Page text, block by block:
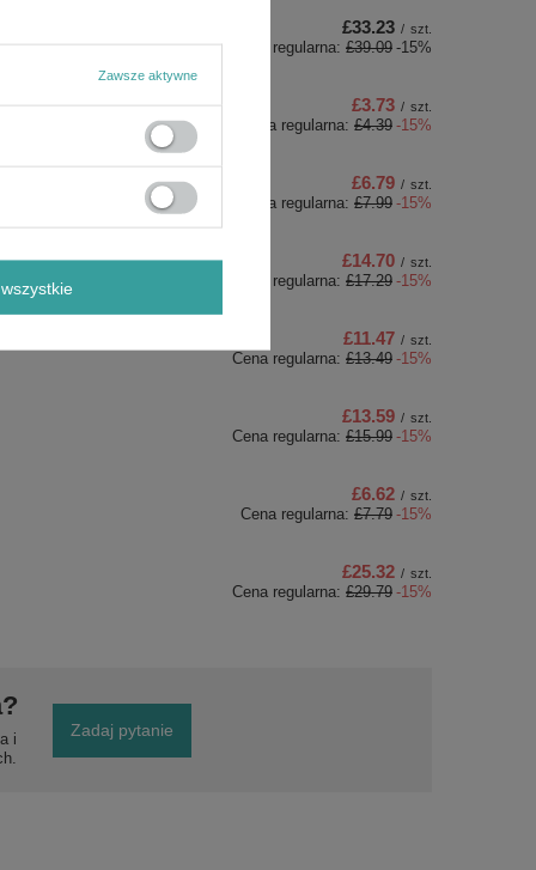
£33.23 / szt.
Cena regularna: £39.09 -15%
£3.73 / szt.
Cena regularna: £4.39 -15%
£6.79 / szt.
Cena regularna: £7.99 -15%
£14.70 / szt.
Cena regularna: £17.29 -15%
£11.47 / szt.
Cena regularna: £13.49 -15%
£13.59 / szt.
Cena regularna: £15.99 -15%
£6.62 / szt.
Cena regularna: £7.79 -15%
£25.32 / szt.
Cena regularna: £29.79 -15%
i
Zadaj pytanie
Zawsze aktywne